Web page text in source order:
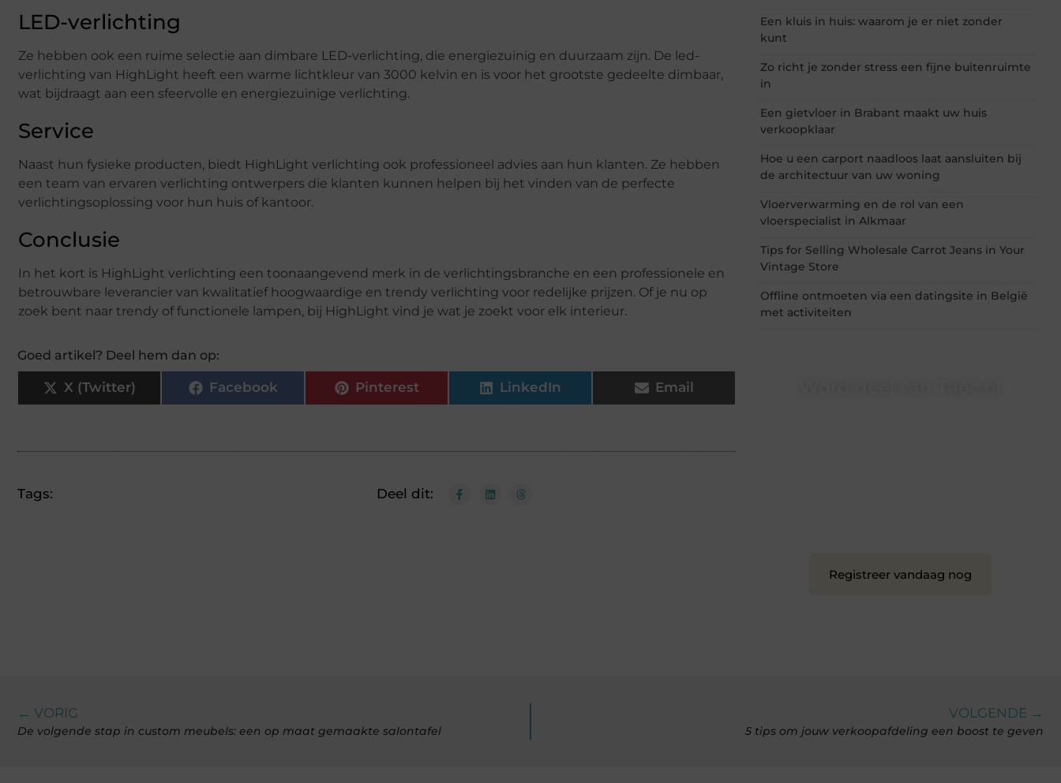
LED-verlichting
Ze hebben ook een ruime selectie aan dimbare LED-verlichting, die energiezuinig en duurzaam zijn. De led-
verlichting van HighLight heeft een warme lichtkleur van 3000 kelvin en is voor het grootste gedeelte dimbaar,
wat bijdraagt aan een sfeervolle en energiezuinige verlichting.
Service
Naast hun fysieke producten, biedt HighLight verlichting ook professioneel advies aan hun klanten. Ze hebben
een team van ervaren verlichting ontwerpers die klanten kunnen helpen bij het vinden van de perfecte
verlichtingsoplossing voor hun huis of kantoor.
Conclusie
In het kort is HighLight verlichting een toonaangevend merk in de verlichtingsbranche en een professionele en
betrouwbare leverancier van kwalitatief hoogwaardige en trendy verlichting voor redelijke prijzen. Of je nu op
zoek bent naar trendy of functionele lampen, bij HighLight vind je wat je zoekt voor elk interieur.
Goed artikel? Deel hem dan op:
X (Twitter) Facebook Pinterest LinkedIn Email
Tags: Deel dit:
Een kluis in huis: waarom je er niet zonder
kunt
Zo richt je zonder stress een fijne buitenruimte
in
Een gietvloer in Brabant maakt uw huis
verkoopklaar
Hoe u een carport naadloos laat aansluiten bij
de architectuur van uw woning
Vloerverwarming en de rol van een
vloerspecialist in Alkmaar
Tips for Selling Wholesale Carrot Jeans in Your
Vintage Store
Offline ontmoeten via een datingsite in België
met activiteiten
Registreer vandaag nog
← VORIG
De volgende stap in custom meubels: een op maat gemaakte salontafel
VOLGENDE →
5 tips om jouw verkoopafdeling een boost te geven